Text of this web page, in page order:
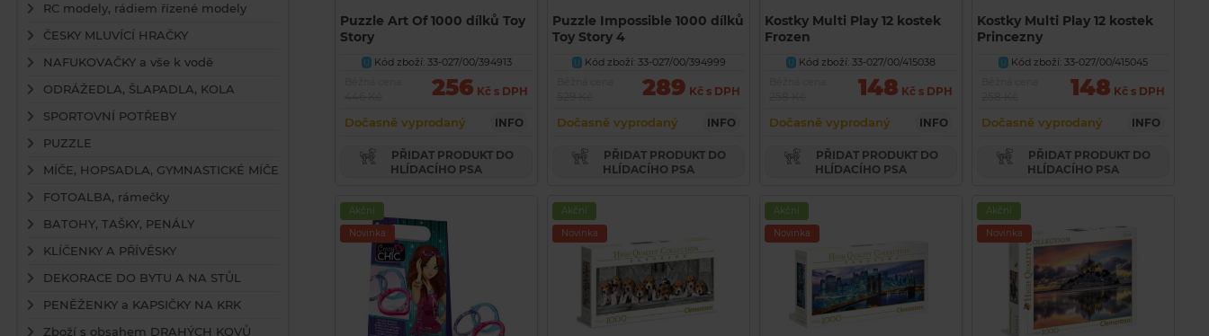
Puzzle Art Of 1000 dílků Toy
Story
U Kód zboží: 33-027/00/394913
256 Kč s DPH
Dočasně vyprodaný INFO
HLÍDACÍHO PSA
Puzzle Impossible 1000 dílků
Toy Story 4
U Kód zboží: 33-027/00/394999
289 Kč s DPH
Dočasně vyprodaný INFO
HLÍDACÍHO PSA
Kostky Multi Play 12 kostek
Frozen
U
Kód zboží: 33-027/00/415038
148 Kč s DPH
Dočasně vyprodaný INFO
HLÍDACÍHO PSA
Kostky Multi Play 12 kostek
Princezny
U
Kód zboží: 33-027/00/415045
148 Kč s DPH
Dočasně vyprodaný INFO
HLÍDACÍHO PSA
Akční
Novinka
Akční
Novinka
Akční
Novinka
Akční
Novinka
RC modely, rádiem řízené modely
ČESKY MLUVÍCÍ HRAČKY
NAFUKOVAČKY a vše k vodě
ODRÁŽEDLA, ŠLAPADLA, KOLA
SPORTOVNÍ POTŘEBY
PUZZLE
MÍČE, HOPSADLA, GYMNASTICKÉ MÍČE
FOTOALBA, rámečky
BATOHY, TAŠKY, PENÁLY
KLÍČENKY A PŘÍVĚSKY
DEKORACE DO BYTU A NA STŮL
PENĚŽENKY a KAPSIČKY NA KRK
Zboží s obsahem DRAHÝCH KOVŮ